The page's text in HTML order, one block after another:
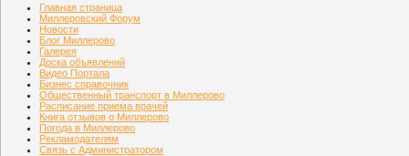
Главная страница
Миллеровский Форум
Новости
Блог Миллерово
Галерея
Доска объявлений
Видео Портала
Бизнес справочник
Общественный транспорт в Миллерово
Расписание приема врачей
Книга отзывов о Миллерово
Погода в Миллерово
Рекламодателям
Связь с Администратором